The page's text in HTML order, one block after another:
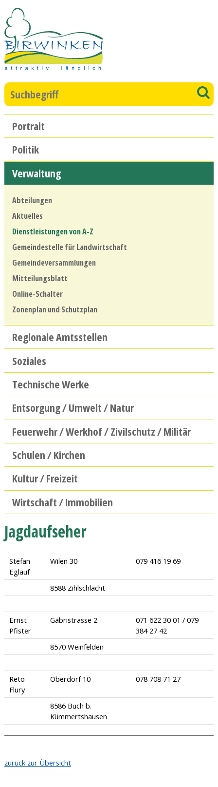
Suchbegriff
Hauptnavigation
Portrait
Politik
Verwaltung
Abteilungen
Aktuelles
Dienstleistungen von A-Z
Gemeindestelle für Landwirtschaft
Gemeindeversammlungen
Mitteilungsblatt
Online-Schalter
Zonenplan und Schutzplan
Regionale Amtsstellen
Soziales
Technische Werke
Entsorgung / Umwelt / Natur
Feuerwehr / Werkhof / Zivilschutz / Militär
Schulen / Kirchen
Kultur / Freizeit
Wirtschaft / Immobilien
Jagdaufseher
Stefan
Eglauf
Wilen 30 079 416 19 69
8588 Zihlschlacht
Ernst
Pfister
Gäbristrasse 2
071 622 30 01 / 079
384 27 42
8570 Weinfelden
Reto
Flury
Oberdorf 10 078 708 71 27
8586 Buch b.
Kümmertshausen
zurück zur Übersicht